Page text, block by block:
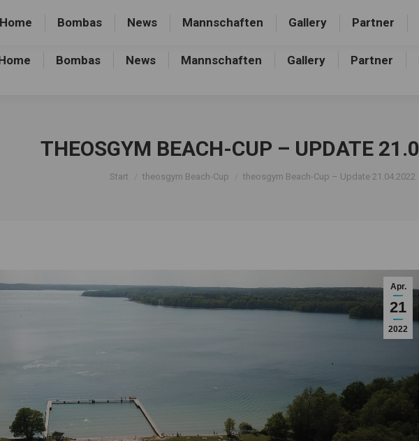
Bombas News Mannschaften Gallery Partner
THEOSGYM BEACH-CUP – UPDATE
Sie befinden sich hier:
Start theosgym Beach-Cup theosgym Beach-Cup – Update 21.04.2022
Apr.
21
2022
Home Bombas News Mannschaften Gallery Partner